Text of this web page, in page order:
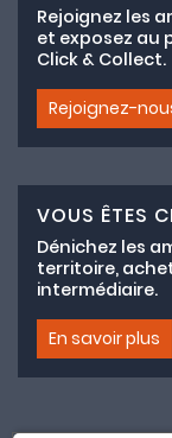
Rejoignez les
et exposez au
Click & Collect.
Rejoignez-
VOUS ÊTES
Dénichez les
territoire,
intermédiaire.
En savoir plus